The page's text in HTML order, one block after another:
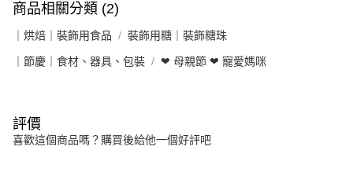
商品相關分類 (2)
｜烘焙｜裝飾用食品 裝飾用糖｜裝飾糖珠
｜節慶｜食材、器具、包裝 ❤ 母親節 ❤ 寵愛媽咪
評價
喜歡這個商品嗎？購買後給他一個好評吧